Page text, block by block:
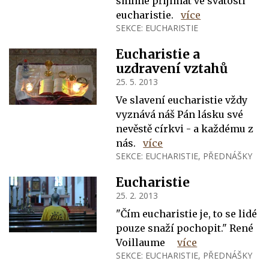
eucharistie.
více
SEKCE: EUCHARISTIE
Eucharistie a
uzdravení vztahů
25. 5. 2013
Ve slavení eucharistie vždy
vyznává náš Pán lásku své
nevěstě církvi - a každému z
nás.
více
SEKCE: EUCHARISTIE, PŘEDNÁŠKY
Eucharistie
25. 2. 2013
"Čím eucharistie je, to se lidé
pouze snaží pochopit." René
Voillaume
více
SEKCE: EUCHARISTIE, PŘEDNÁŠKY